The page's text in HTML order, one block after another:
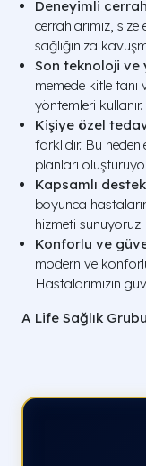
Deneyimli
cerrahlarımız,
sağlığınıza
Son teknoloji ve
memede kitle
yöntemleri kullanır.
Kişiye özel
farklıdır. Bu
planları
Kapsamlı
boyunca
hizmeti sunuyoruz.
Konforlu ve
modern ve
Hastalarımızın
A Life Sağlık